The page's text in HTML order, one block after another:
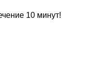
10 минут!